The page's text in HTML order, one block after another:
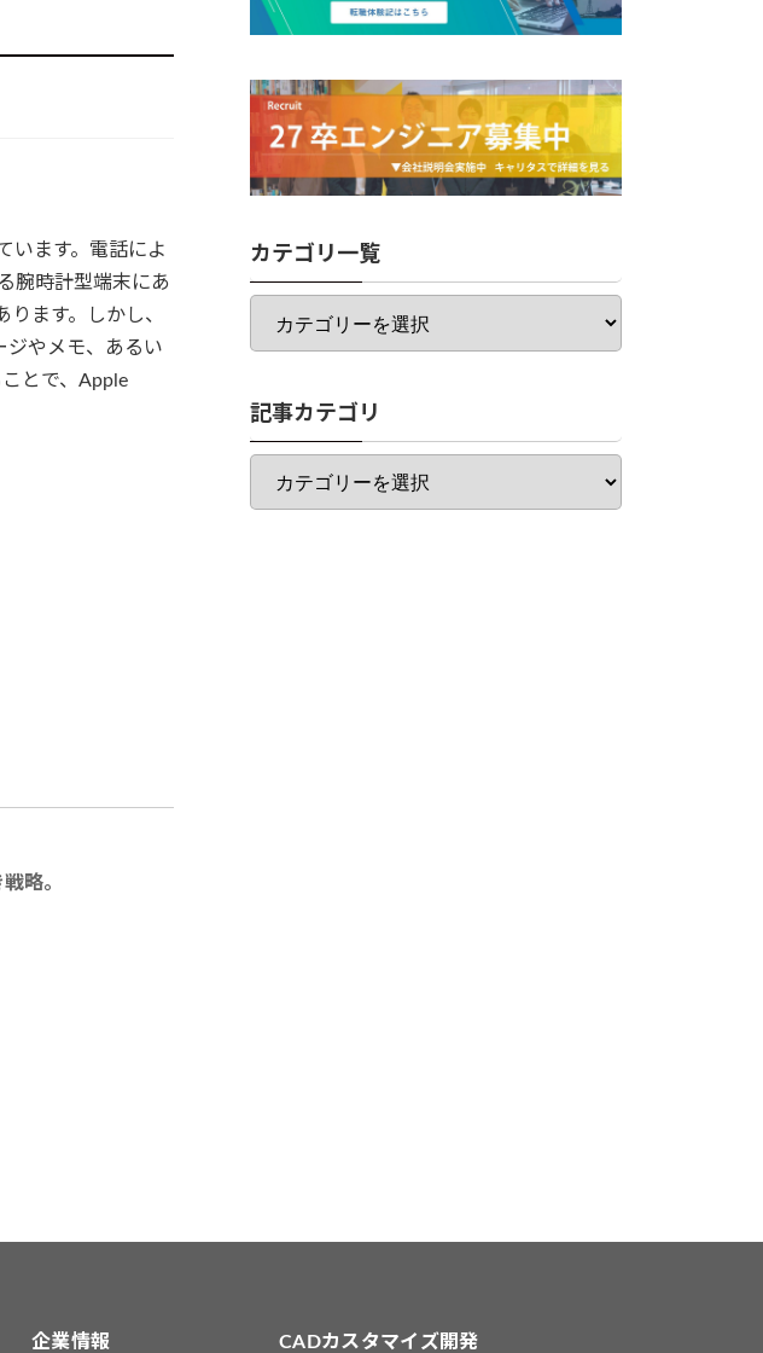
います。電話によ
腕時計型端末にあ
ます。しかし、
ジやメモ、あるい
とで、Apple
略。
カテゴリ一覧
カ
ゴ
一
覧
記事カテゴリ
記
カ
企業情報 CADカスタマイズ開発